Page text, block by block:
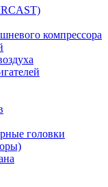
компрессора
головки